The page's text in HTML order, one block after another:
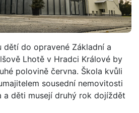
dětí do opravené Základní a
Lhotě v Hradci Králové by
polovině června. Škola kvůli
sousední nemovitosti
a děti musejí druhý rok dojíždět